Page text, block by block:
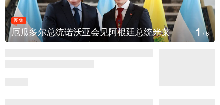
图集
美国斯波坎：野火烧毁700多所房屋 2/6